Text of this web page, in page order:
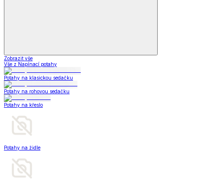
Zobrazit vše
Vše z Napínací potahy
Potahy na klasickou sedačku
Potahy na rohovou sedačku
Potahy na křeslo
Potahy na židle